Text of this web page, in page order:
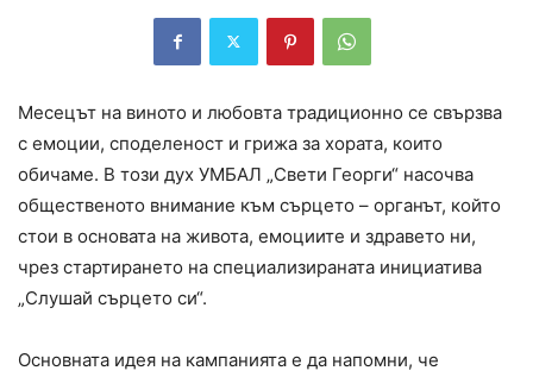
Месецът на виното и любовта традиционно се свързва
с емоции, споделеност и грижа за хората, които
обичаме. В този дух УМБАЛ „Свети Георги“ насочва
общественото внимание към сърцето – органът, който
стои в основата на живота, емоциите и здравето ни,
чрез стартирането на специализираната инициатива
„Слушай сърцето си“.
Основната идея на кампанията е да напомни, че